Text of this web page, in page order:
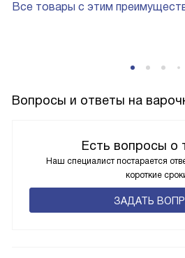
Все товары с этим
Вопросы и ответы на
Есть вопросы о
Наш специалист постарается
короткие
ЗАДАТЬ